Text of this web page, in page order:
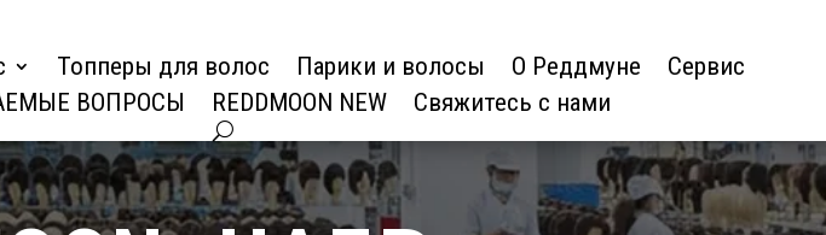
Топперы для волос Парики и волосы О Реддмуне
Сервис
ВОПРОСЫ
REDDMOON NEW Свяжитесь с нами